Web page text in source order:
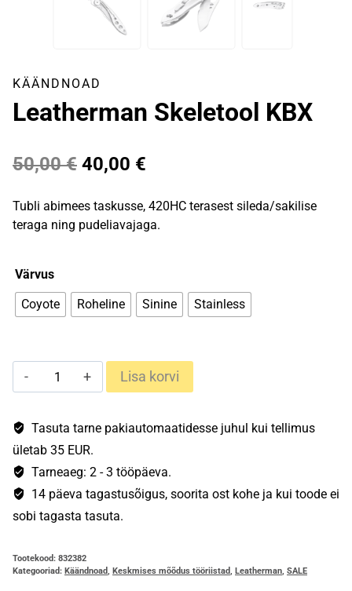
KÄÄNDNOAD
Leatherman Skeletool KBX
50,00€ Algne
oli:
40,00 €
on:
Tubli abimees taskusse, 420HC terasest sileda/sakilise
teraga ning pudeliavajaga.
Värvus
Coyote Roheline Sinine Stainless
Leatherman
Skeletool
kogus
Lisa korvi
Tasuta tarne pakiautomaatidesse juhul kui tellimus
ületab 35 EUR.
Tarneaeg: 2 - 3 tööpäeva.
14 päeva tagastusõigus, soorita ost kohe ja kui toode ei
sobi tagasta tasuta.
Tootekood: 832382
Kategooriad: Käändnoad, Keskmises mõõdus tööriistad, Leatherman, SALE